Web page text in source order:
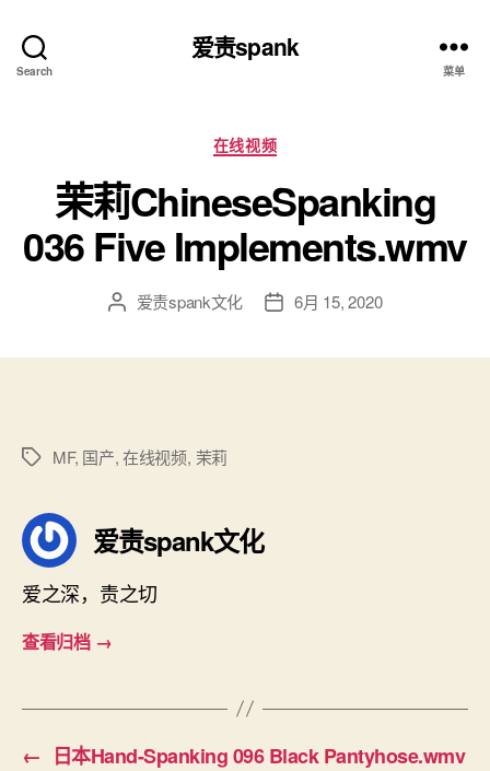
Search
爱责spank
菜单
分
类
在线视频
茉莉ChineseSpanking
036 Five Implements.wmv
文 爱责spank文化
发 6月 15, 2020
标
MF, 国产,在线视频, 茉莉
爱责spank文化
爱之深，责之切
查看归档 →
← 日本Hand-Spanking 096 Black Pantyhose.wmv